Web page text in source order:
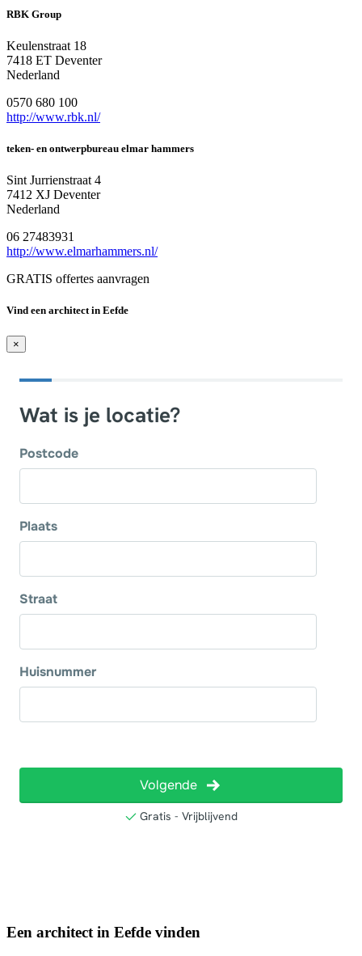
RBK Group
Keulenstraat 18
7418 ET Deventer
Nederland
0570 680 100
http://www.rbk.nl/
teken- en ontwerpbureau elmar hammers
Sint Jurrienstraat 4
7412 XJ Deventer
Nederland
06 27483931
http://www.elmarhammers.nl/
GRATIS offertes aanvragen
Vind een architect in Eefde
×
Een architect in Eefde vinden